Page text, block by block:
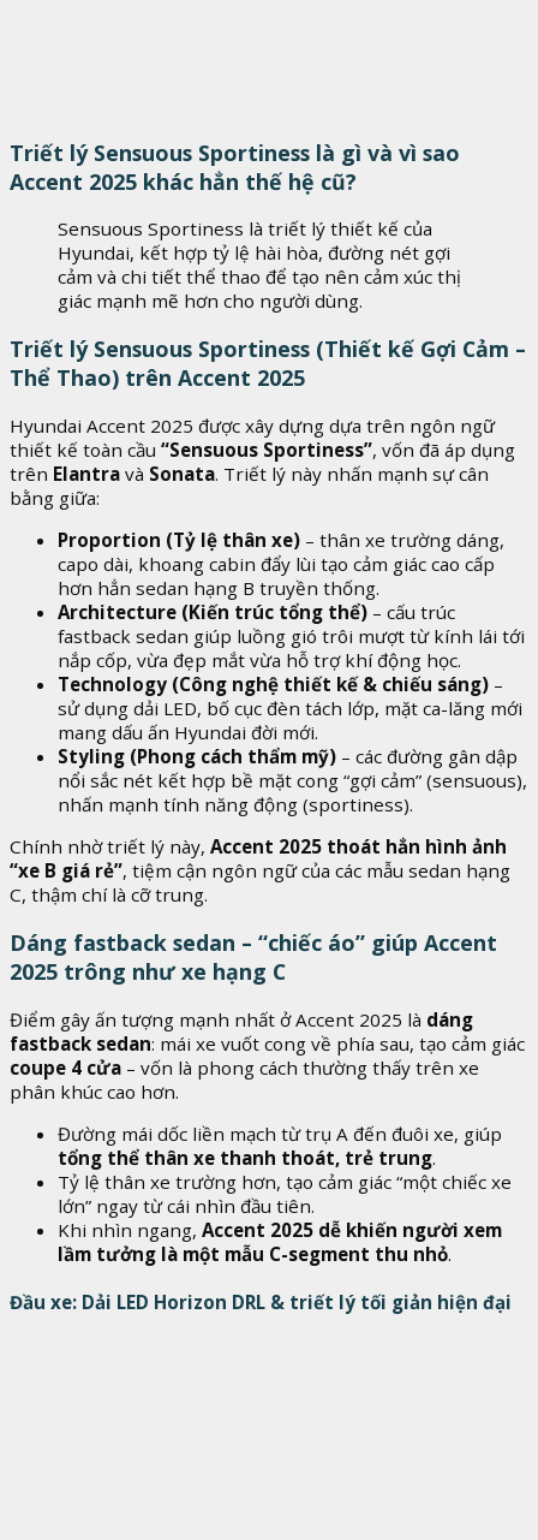
Triết lý Sensuous Sportiness là gì và vì sao
Accent 2025 khác hẳn thế hệ cũ?
Sensuous Sportiness là triết lý thiết kế của
Hyundai, kết hợp tỷ lệ hài hòa, đường nét gợi
cảm và chi tiết thể thao để tạo nên cảm xúc thị
giác mạnh mẽ hơn cho người dùng.
Triết lý Sensuous Sportiness (Thiết kế Gợi Cảm –
Thể Thao) trên Accent 2025
Hyundai Accent 2025 được xây dựng dựa trên ngôn ngữ
thiết kế toàn cầu “Sensuous Sportiness”, vốn đã áp dụng
trên Elantra và Sonata. Triết lý này nhấn mạnh sự cân
bằng giữa:
Proportion (Tỷ lệ thân xe) – thân xe trường dáng,
capo dài, khoang cabin đẩy lùi tạo cảm giác cao cấp
hơn hẳn sedan hạng B truyền thống.
Architecture (Kiến trúc tổng thể) – cấu trúc
fastback sedan giúp luồng gió trôi mượt từ kính lái tới
nắp cốp, vừa đẹp mắt vừa hỗ trợ khí động học.
Technology (Công nghệ thiết kế & chiếu sáng) –
sử dụng dải LED, bố cục đèn tách lớp, mặt ca-lăng mới
mang dấu ấn Hyundai đời mới.
Styling (Phong cách thẩm mỹ) – các đường gân dập
nổi sắc nét kết hợp bề mặt cong “gợi cảm” (sensuous),
nhấn mạnh tính năng động (sportiness).
Chính nhờ triết lý này, Accent 2025 thoát hẳn hình ảnh
“xe B giá rẻ”, tiệm cận ngôn ngữ của các mẫu sedan hạng
C, thậm chí là cỡ trung.
Dáng fastback sedan – “chiếc áo” giúp Accent
2025 trông như xe hạng C
Điểm gây ấn tượng mạnh nhất ở Accent 2025 là dáng
fastback sedan: mái xe vuốt cong về phía sau, tạo cảm giác
coupe 4 cửa – vốn là phong cách thường thấy trên xe
phân khúc cao hơn.
Đường mái dốc liền mạch từ trụ A đến đuôi xe, giúp
tổng thể thân xe thanh thoát, trẻ trung.
Tỷ lệ thân xe trường hơn, tạo cảm giác “một chiếc xe
lớn” ngay từ cái nhìn đầu tiên.
Khi nhìn ngang, Accent 2025 dễ khiến người xem
lầm tưởng là một mẫu C-segment thu nhỏ.
Đầu xe: Dải LED Horizon DRL & triết lý tối giản hiện đại